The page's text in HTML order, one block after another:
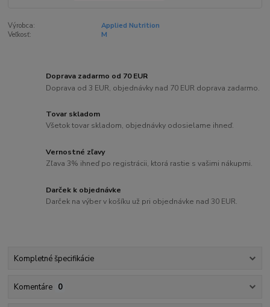
Výrobca:
Applied Nutrition
Veľkosť:
M
Doprava zadarmo od 70 EUR
Doprava od 3 EUR, objednávky nad 70 EUR doprava zadarmo.
Tovar skladom
Všetok tovar skladom, objednávky odosielame ihneď.
Vernostné zľavy
Zľava 3% ihneď po registrácii, ktorá rastie s vašimi nákupmi.
Darček k objednávke
Darček na výber v košíku už pri objednávke nad 30 EUR.
Kompletné špecifikácie
Komentáre 0